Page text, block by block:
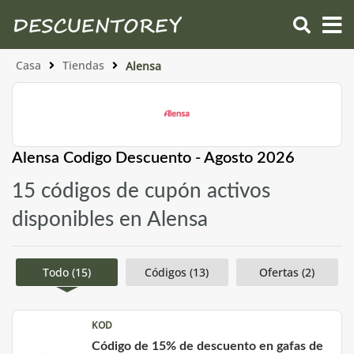
Casa Tiendas Alensa
Alensa Codigo Descuento - Agosto 2026
15 códigos de cupón activos
disponibles en Alensa
Todo (15) Códigos (13) Ofertas (2)
KOD
Código de 15% de descuento en gafas de